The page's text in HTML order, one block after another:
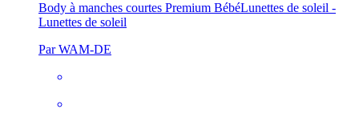
Body à manches courtes Premium BébéLunettes de soleil -
Lunettes de soleil
Par WAM-DE